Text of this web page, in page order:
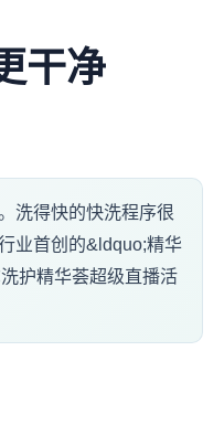
干净
洗得快的快洗程序很
业首创的&ldquo;精华
护精华荟超级直播活